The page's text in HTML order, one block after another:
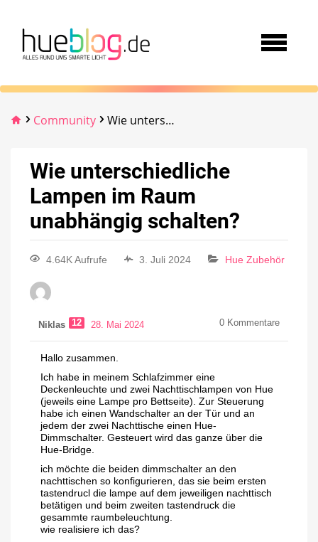
Community Wie unterschiedliche Lampen im Raum unabhängig schalten?
Wie unterschiedliche
Lampen im Raum
unabhängig schalten?
4.64K Aufrufe 3. Juli 2024 Hue Zubehör
Niklas 12 28. Mai 2024 0 Kommentare
Hallo zusammen.
Ich habe in meinem Schlafzimmer eine
Deckenleuchte und zwei Nachttischlampen von Hue
(jeweils eine Lampe pro Bettseite). Zur Steuerung
habe ich einen Wandschalter an der Tür und an
jedem der zwei Nachttische einen Hue-
Dimmschalter. Gesteuert wird das ganze über die
Hue-Bridge.
ich möchte die beiden dimmschalter an den
nachttischen so konfigurieren, das sie beim ersten
tastendrucl die lampe auf dem jeweiligen nachttisch
betätigen und beim zweiten tastendruck die
gesammte raumbeleuchtung.
wie realisiere ich das?